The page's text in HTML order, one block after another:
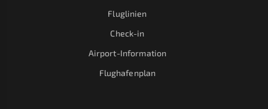
Fluglinien
Check-in
Airport-Information
Flughafenplan